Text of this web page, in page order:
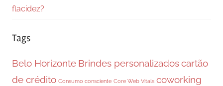
flacidez?
Tags
Belo Horizonte Brindes personalizadoscartão
de crédito Consumo consciente Core Web Vitals coworking